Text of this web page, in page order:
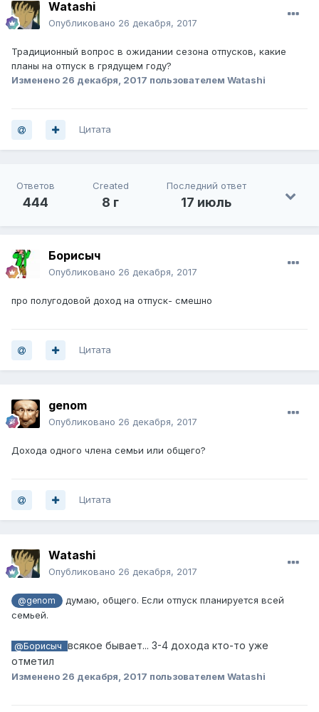
Watashi
Опубликовано 26 декабря, 2017
Традиционный вопрос в ожидании сезона отпусков, какие
планы на отпуск в грядущем году?
Изменено 26 декабря, 2017 пользователем Watashi
Цитата
Ответов
444
Created
8 г
Последний ответ
17 июль
Борисыч
Опубликовано 26 декабря, 2017
про полугодовой доход на отпуск- смешно
Цитата
genom
Опубликовано 26 декабря, 2017
Дохода одного члена семьи или общего?
Цитата
Watashi
Опубликовано 26 декабря, 2017
@genom
думаю, общего. Если отпуск планируется всей
семьей.
@Борисыч всякое бывает... 3-4 дохода кто-то уже
отметил
Изменено 26 декабря, 2017 пользователем Watashi